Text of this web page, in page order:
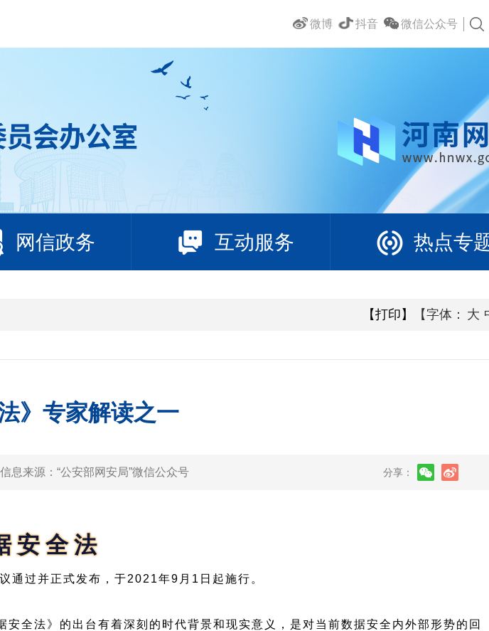
微信公众号
抖音
微博
网信政务 互动服务 热点专
【打印】 【字体： 大
》专家解读之一
信息来源： “公安部网安局”微信公众号 分享：
安全法
通过并正式发布，于2021年9月1日起施行。
全法》的出台有着深刻的时代背景和现实意义，是对当前数据安全内外部形势的回